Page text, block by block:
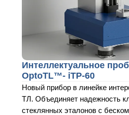
Интеллектуальное
OptoTL™- iTP-60
Новый прибор в линейке
ТЛ. Объединяет надежность
стеклянных эталонов с